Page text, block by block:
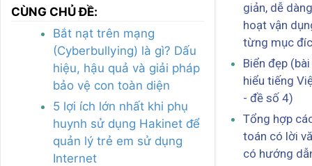
CÙNG CHỦ ĐỀ:
Bắt nạt trên mạng
(Cyberbullying) là gì? Dấu
hiệu, hậu quả và giải pháp
bảo vệ con toàn diện
5 lợi ích lớn nhất khi phụ
huynh sử dụng Hakinet để
quản lý trẻ em sử dụng
Internet
giản, dễ
hoạt vận
từng mục
Biển đẹp
hiểu tiếng
- đề số 4)
Tổng hợp
toán có lời
có hướng